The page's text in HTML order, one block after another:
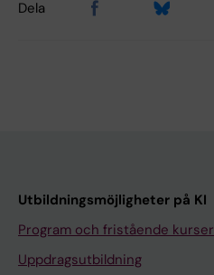
Dela
Utbildningsmöjligheter på KI
Program och fristående kurser
Uppdragsutbildning